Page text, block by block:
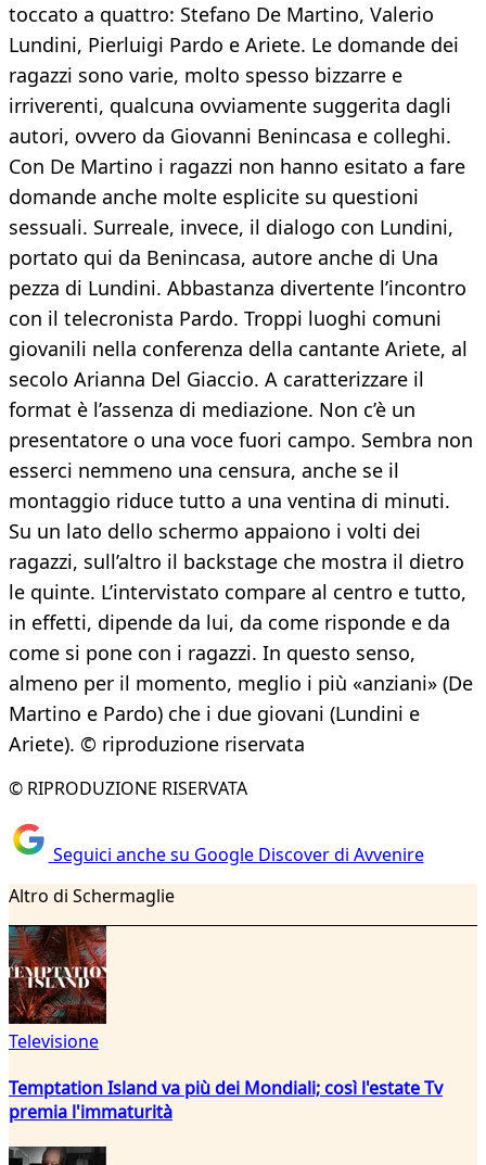
toccato a quattro: Stefano De Martino, Valerio
Lundini, Pierluigi Pardo e Ariete. Le domande dei
ragazzi sono varie, molto spesso bizzarre e
irriverenti, qualcuna ovviamente suggerita dagli
autori, ovvero da Giovanni Benincasa e colleghi.
Con De Martino i ragazzi non hanno esitato a fare
domande anche molte esplicite su questioni
sessuali. Surreale, invece, il dialogo con Lundini,
portato qui da Benincasa, autore anche di Una
pezza di Lundini. Abbastanza divertente l’incontro
con il telecronista Pardo. Troppi luoghi comuni
giovanili nella conferenza della cantante Ariete, al
secolo Arianna Del Giaccio. A caratterizzare il
format è l’assenza di mediazione. Non c’è un
presentatore o una voce fuori campo. Sembra non
esserci nemmeno una censura, anche se il
montaggio riduce tutto a una ventina di minuti.
Su un lato dello schermo appaiono i volti dei
ragazzi, sull’altro il backstage che mostra il dietro
le quinte. L’intervistato compare al centro e tutto,
in effetti, dipende da lui, da come risponde e da
come si pone con i ragazzi. In questo senso,
almeno per il momento, meglio i più «anziani» (De
Martino e Pardo) che i due giovani (Lundini e
Ariete). © riproduzione riservata
© RIPRODUZIONE RISERVATA
Seguici anche su Google Discover di Avvenire
Altro di Schermaglie
Televisione
Temptation Island va più dei Mondiali; così l'estate Tv
premia l'immaturità